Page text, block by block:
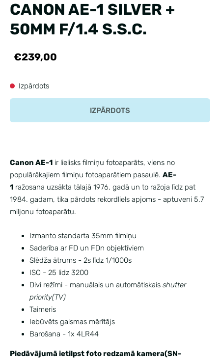
CANON AE-1 SILVER +
50MM F/1.4 S.S.C.
€239,00
Izpārdots
IZPĀRDOTS
Canon AE-1 ir lielisks filmiņu fotoaparāts, viens no
populārākajiem filmiņu fotoaparātiem pasaulē. AE-
1 ražosana uzsākta tālajā 1976. gadā un to ražoja līdz pat
1984. gadam, tika pārdots rekordliels apjoms - aptuveni 5.7
miljonu fotoaparātu.
Izmanto standarta 35mm filmiņu
Saderība ar FD un FDn objektīviem
Slēdža ātrums - 2s līdz 1/1000s
ISO - 25 lidz 3200
Divi režīmi - manuālais un automātiskais shutter
priority(TV)
Taimeris
Iebūvēts gaismas mērītājs
Barošana - 1x 4LR44
Piedāvājumā ietilpst foto redzamā kamera(SN-